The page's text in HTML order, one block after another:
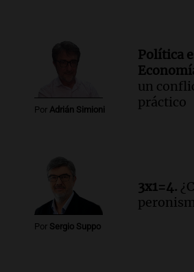
Por Adrián Simioni
Política
un
práctico
Por Sergio Suppo
3x1=4.